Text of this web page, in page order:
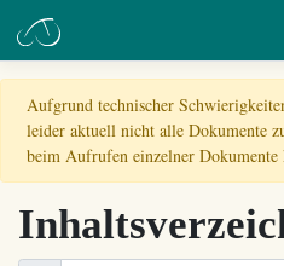
Aufgrund technischer
leider aktuell nicht alle Dokumente
beim Aufrufen einzelner Dokumente